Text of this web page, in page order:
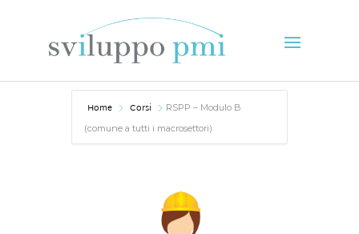
Home Corsi
RSPP – Modulo B
(comune a tutti i macrosettori)